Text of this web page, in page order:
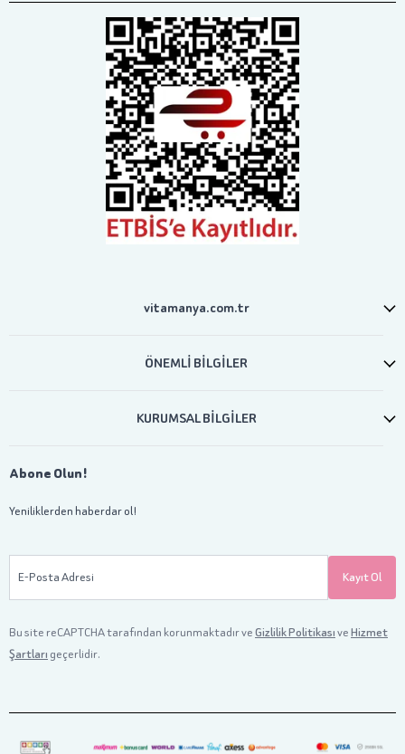
vitamanya.com.tr
ÖNEMLİ BİLGİLER
KURUMSAL BİLGİLER
Abone Olun!
Yeniliklerden haberdar ol!
E-Posta Adresi Kayıt Ol
Bu site reCAPTCHA tarafından korunmaktadır veGizlilik PolitikasıveHizmet
Şartları geçerlidir.